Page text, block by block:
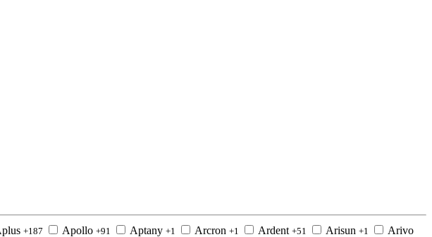
+187 Apollo +91 Aptany +1 Arcron +1 Ardent +51 Arisun +1 Arivo